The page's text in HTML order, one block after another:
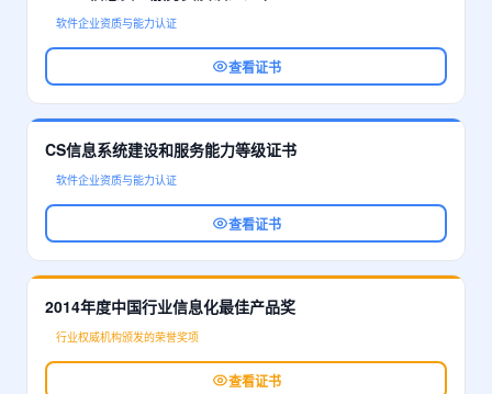
软件企业资质与能力认证
查看证书
CS信息系统建设和服务能力等级证书
软件企业资质与能力认证
查看证书
2014年度中国行业信息化最佳产品奖
行业权威机构颁发的荣誉奖项
查看证书